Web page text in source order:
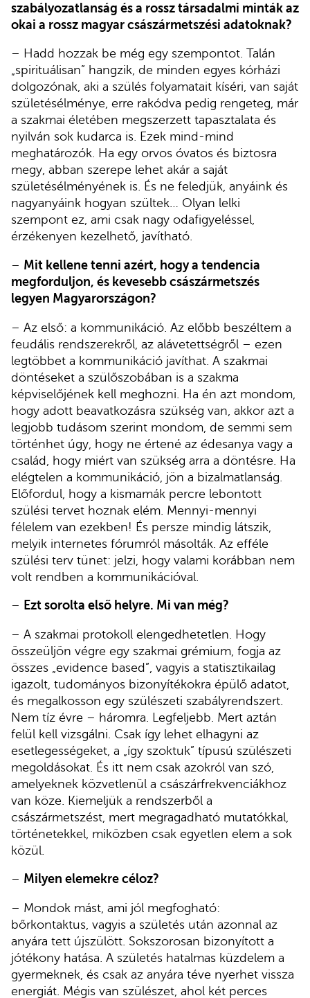
szabályozatlanság és a rossz társadalmi minták az
okai a rossz magyar császármetszési adatoknak?
– Hadd hozzak be még egy szempontot. Talán
„spirituálisan” hangzik, de minden egyes kórházi
dolgozónak, aki a szülés folyamatait kíséri, van saját
születésélménye, erre rakódva pedig rengeteg, már
a szakmai életében megszerzett tapasztalata és
nyilván sok kudarca is. Ezek mind-mind
meghatározók. Ha egy orvos óvatos és biztosra
megy, abban szerepe lehet akár a saját
születésélményének is. És ne feledjük, anyáink és
nagyanyáink hogyan szültek… Olyan lelki
szempont ez, ami csak nagy odafigyeléssel,
érzékenyen kezelhető, javítható.
– Mit kellene tenni azért, hogy a tendencia
megforduljon, és kevesebb császármetszés
legyen Magyarországon?
– Az első: a kommunikáció. Az előbb beszéltem a
feudális rendszerekről, az alávetettségről – ezen
legtöbbet a kommunikáció javíthat. A szakmai
döntéseket a szülőszobában is a szakma
képviselőjének kell meghozni. Ha én azt mondom,
hogy adott beavatkozásra szükség van, akkor azt a
legjobb tudásom szerint mondom, de semmi sem
történhet úgy, hogy ne értené az édesanya vagy a
család, hogy miért van szükség arra a döntésre. Ha
elégtelen a kommunikáció, jön a bizalmatlanság.
Előfordul, hogy a kismamák percre lebontott
szülési tervet hoznak elém. Mennyi-mennyi
félelem van ezekben! És persze mindig látszik,
melyik internetes fórumról másolták. Az efféle
szülési terv tünet: jelzi, hogy valami korábban nem
volt rendben a kommunikációval.
– Ezt sorolta első helyre. Mi van még?
– A szakmai protokoll elengedhetetlen. Hogy
összeüljön végre egy szakmai grémium, fogja az
összes „evidence based”, vagyis a statisztikailag
igazolt, tudományos bizonyítékokra épülő adatot,
és megalkosson egy szülészeti szabályrendszert.
Nem tíz évre – háromra. Legfeljebb. Mert aztán
felül kell vizsgálni. Csak így lehet elhagyni az
esetlegességeket, a „így szoktuk” típusú szülészeti
megoldásokat. És itt nem csak azokról van szó,
amelyeknek közvetlenül a császárfrekvenciákhoz
van köze. Kiemeljük a rendszerből a
császármetszést, mert megragadható mutatókkal,
történetekkel, miközben csak egyetlen elem a sok
közül.
– Milyen elemekre céloz?
– Mondok mást, ami jól megfogható:
bőrkontaktus, vagyis a születés után azonnal az
anyára tett újszülött. Sokszorosan bizonyított a
jótékony hatása. A születés hatalmas küzdelem a
gyermeknek, és csak az anyára téve nyerhet vissza
energiát. Mégis van szülészet, ahol két perces